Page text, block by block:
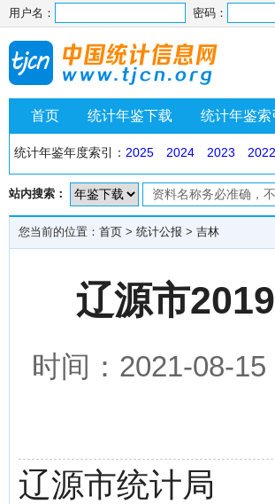
用户名： 密码：
首页 统计年鉴下载 统计年鉴索
统计年鉴年度索引： 2025 2024 2023 2022
站内搜索：
您当前的位置： 首页 > 统计公报 > 吉林
辽源市
时间：2021-08-
辽源市统计局